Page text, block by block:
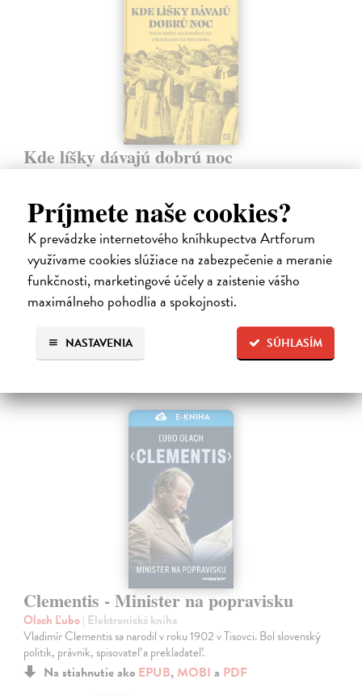
Príjmete naše cookies?
K prevádzke internetového kníhkupectva Artforum
využívame cookies slúžiace na zabezpečenie a meranie
funkčnosti, marketingové účely a zaistenie vášho
maximálneho pohodlia a spokojnosti.
SÚHLASÍM
NASTAVENIA
Kde líšky dávajú dobrú noc
poznačenom vojnovým pustošením javil ako oáza mieru a hojnosti.
Budovanie chodníkov a kanalizácie, stavebný ruch, veselé sprievody a
plné tribúny…
Na stiahnutie akoEPUB,MOBIaPDF
15,90 €
E-KNIHA
Clementis - Minister na popravisku
Olach Ľubo| Elektronická kniha
Vladimír Clementis sa narodil v roku 1902 v Tisovci. Bol slovenský
politik, právnik, spisovateľ a prekladateľ.
Na stiahnutie ako EPUB, MOBI a PDF